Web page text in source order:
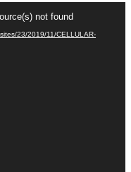
not found
23/2019/11/CELLULAR-